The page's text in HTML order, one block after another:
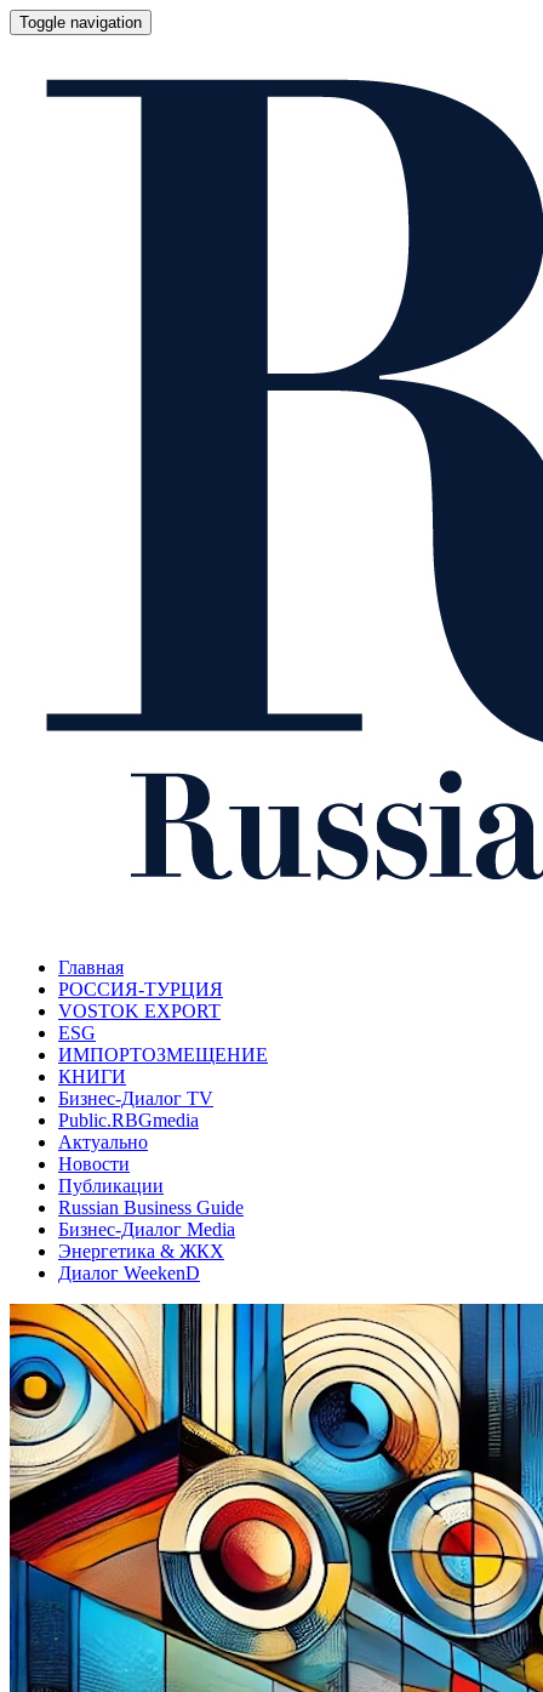
Toggle navigation
Главная
РОССИЯ-ТУРЦИЯ
VOSTOK EXPORT
ESG
ИМПОРТОЗМЕЩЕНИЕ
КНИГИ
Бизнес-Диалог TV
Public.RBGmedia
Актуально
Новости
Публикации
Russian Business Guide
Бизнес-Диалог Media
Энергетика & ЖКХ
Диалог WeekenD